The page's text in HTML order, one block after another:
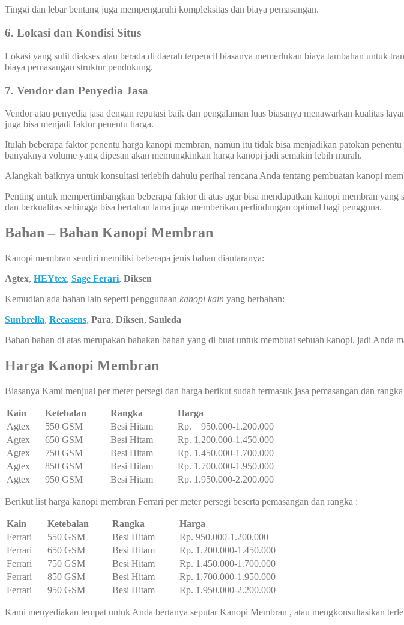
Tinggi dan lebar bentang juga mempengaruhi kompleksitas dan biaya pemasangan.
6. Lokasi dan Kondisi Situs
Lokasi yang sulit diakses atau berada di daerah terpencil biasanya memerlukan biaya tambahan untuk
biaya pemasangan struktur pendukung.
7. Vendor dan Penyedia Jasa
Vendor atau penyedia jasa dengan reputasi baik dan pengalaman luas biasanya menawarkan kualitas
juga bisa menjadi faktor penentu harga.
Itulah beberapa faktor penentu harga kanopi membran, namun itu tidak bisa menjadikan patokan
banyaknya volume yang dipesan akan memungkinkan harga kanopi jadi semakin lebih murah.
Alangkah baiknya untuk konsultasi terlebih dahulu perihal rencana Anda tentang pembuatan kanopi
Penting untuk mempertimbangkan beberapa faktor di atas agar bisa mendapatkan kanopi membran
dan berkualitas sehingga bisa bertahan lama juga memberikan perlindungan optimal bagi pengguna.
Bahan – Bahan Kanopi Membran
Kanopi membran sendiri memiliki beberapa jenis bahan diantaranya:
Agtex, HEYtex, Sage Ferari, Diksen
Kemudian ada bahan lain seperti penggunaan kanopi kain yang berbahan:
Sunbrella, Recasens, Para, Diksen, Sauleda
Bahan bahan di atas merupakan bahakan bahan yang di buat untuk membuat sebuah kanopi, jadi Anda
Harga Kanopi Membran
Biasanya Kami menjual per meter persegi dan harga berikut sudah termasuk jasa pemasangan dan
Kain Ketebalan Rangka
Harga
Agtex
550 GSM Besi Hitam
Rp. 950.000-1.200.000
Agtex
650 GSM Besi Hitam
Rp. 1.200.000-1.450.000
Agtex
750 GSM Besi Hitam
Rp. 1.450.000-1.700.000
Agtex
850 GSM Besi Hitam
Rp. 1.700.000-1.950.000
Agtex
950 GSM Besi Hitam Rp. 1.950.000-2.200.000
Berikut list harga kanopi membran Ferrari per meter persegi beserta pemasangan dan rangka :
Kain Ketebalan Rangka
Harga
Ferrari
550 GSM Besi Hitam
Rp. 950.000-1.200.000
Ferrari
650 GSM Besi Hitam
Rp. 1.200.000-1.450.000
Ferrari
750 GSM Besi Hitam
Rp. 1.450.000-1.700.000
Ferrari
850 GSM Besi Hitam
Rp. 1.700.000-1.950.000
Ferrari
950 GSM Besi Hitam Rp. 1.950.000-2.200.000
Kami menyediakan tempat untuk Anda bertanya seputar Kanopi Membran , atau mengkonsultasikan